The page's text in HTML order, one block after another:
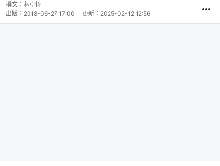
撰文： 林卓恆
出版： 2018-06-27 17:00 更新： 2025-02-12 12:56